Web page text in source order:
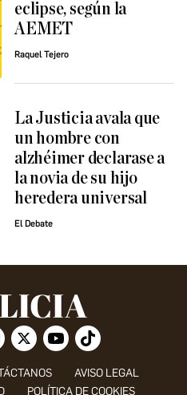
eclipse, según la
AEMET
Raquel Tejero
La Justicia avala que
un hombre con
alzhéimer declarase a
la novia de su hijo
heredera universal
El Debate
AVISO LEGAL
POLÍTICA DE COOKIES